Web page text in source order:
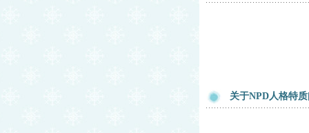
关于NPD人格特